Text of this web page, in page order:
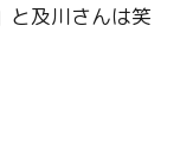
と及川さんは笑